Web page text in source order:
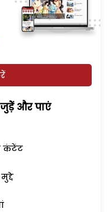
और पाएं
कंटेंट